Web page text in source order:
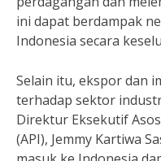
ini dapat berdampak
Indonesia secara
Selain itu, ekspor dan
terhadap sektor
Direktur Eksekutif
(API), Jemmy Kartiwa